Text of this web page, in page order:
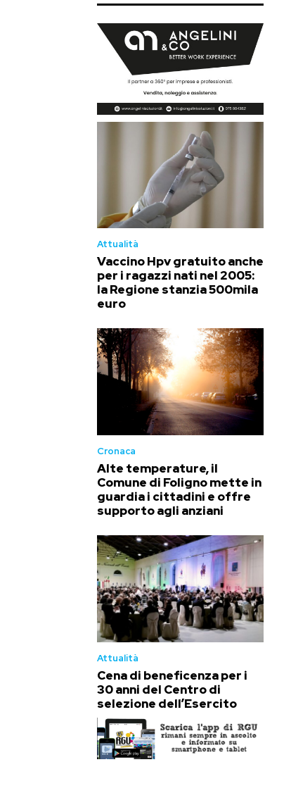
Attualità
Vaccino Hpv gratuito anche
per i ragazzi nati nel 2005:
la Regione stanzia 500mila
euro
Cronaca
Alte temperature, il
Comune di Foligno mette in
guardia i cittadini e offre
supporto agli anziani
Attualità
Cena di beneficenza per i
30 anni del Centro di
selezione dell’Esercito